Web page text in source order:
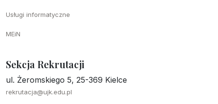
Usługi informatyczne
MEiN
Sekcja Rekrutacji
ul. Żeromskiego 5, 25-369 Kielce
rekrutacja@ujk.edu.pl